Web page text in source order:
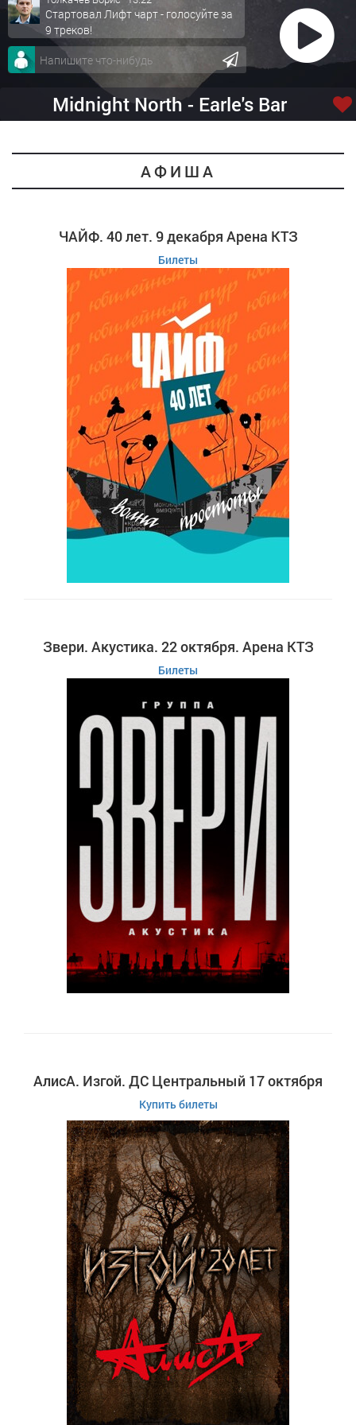
Стартовал Лифт чарт - голосуйте за
9 треков!
Midnight North - Earle's Bar
Room Rocker
АФИША
ЧАЙФ. 40 лет. 9 декабря Арена КТЗ
Билеты
Звери. Акустика. 22 октября. Арена КТЗ
Билеты
АлисА. Изгой. ДС Центральный 17 октября
Купить билеты